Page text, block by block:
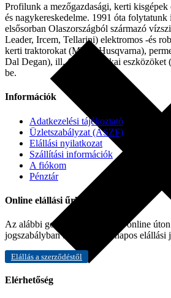
Profilunk a mezőgazdasági, kerti
és nagykereskedelme. 1991 óta folytatunk
elsősorban Olaszországból származó
Leader, Ircem, Tellarini) elektromos -és
kerti traktorokat (MTD, Husqvarna),
Dal Degan), ill. fűtéstechnikai
be.
Információk
Adatkezelési tájékoztató
Üzletszabályzat (ÁSZF)
Elállási nyilatkozat
Szállítási információk
A fiókom
Pénztár
Online elállási űrlap
Az alábbi gombra kattintva Ön online úton
jogszabályban biztosított 14 napos elállási
Elállás a szerződéstől
Elérhetőség